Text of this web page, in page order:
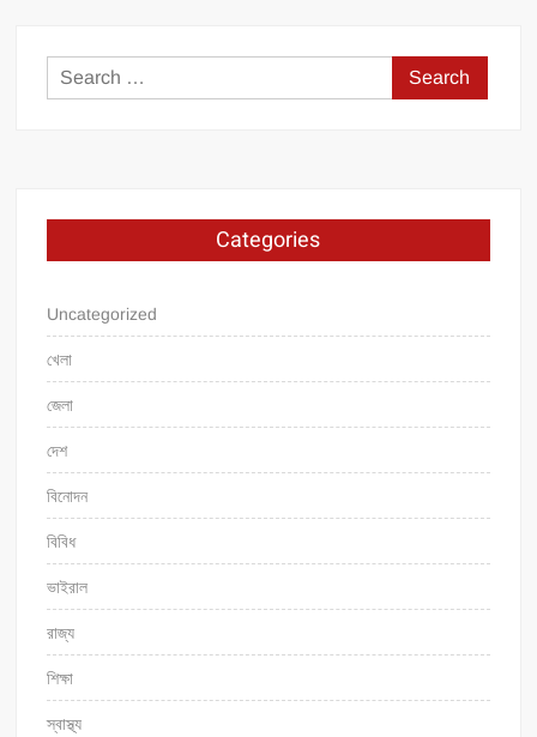
Search
for:
Categories
Uncategorized
খেলা
জেলা
দেশ
বিনোদন
বিবিধ
ভাইরাল
রাজ্য
শিক্ষা
স্বাস্থ্য